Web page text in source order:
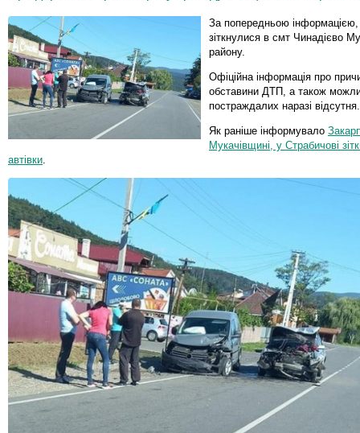
За попередньою
зіткнулися в смт Чинадієво
району.
Офіційна інформація про
обставини ДТП, а також
постраждалих наразі відсутня.
Як раніше інформувало
Мукачівщині, у Страбичові
автівки